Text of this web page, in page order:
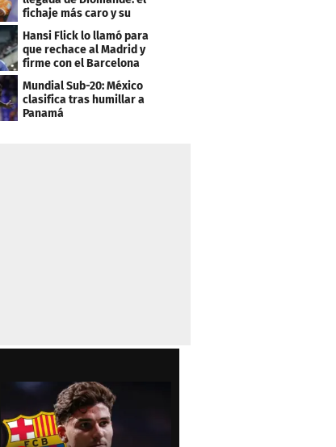
fichaje más caro y su
contrato
Hansi Flick lo llamó para
que rechace al Madrid y
firme con el Barcelona
Mundial Sub-20: México
clasifica tras humillar a
Panamá